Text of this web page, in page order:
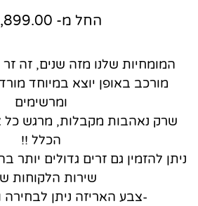
החל מ-
המומחיות שלנו מזה שנים, זה
מורכב באופן יוצא במיוחד
ומרשימים
שרק נאהבות מקבלות, מרגש כל
הכלל !!
ניתן להזמין גם זרים גדולים
שירות הלקוחות
-צבע האריזה ניתן לבחירה